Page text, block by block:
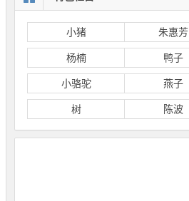
小猪 朱惠芳
杨楠 鸭子
小骆驼 燕子
树 陈波